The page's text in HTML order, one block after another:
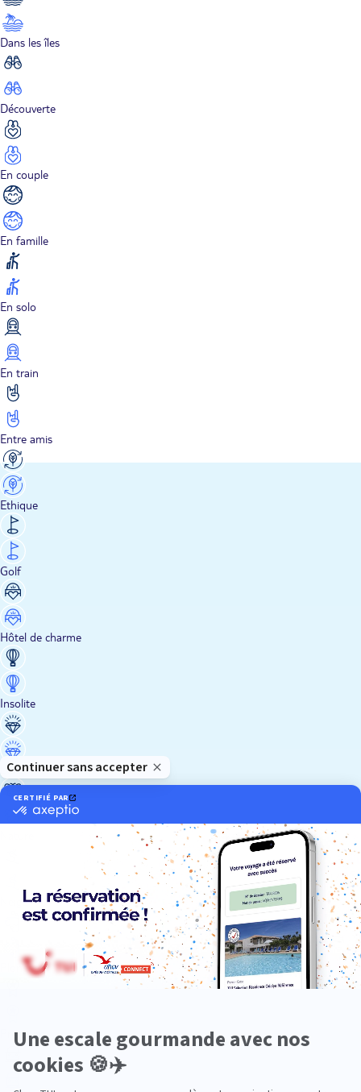
Dans les îles
Découverte
En couple
En famille
En solo
En train
Entre amis
Ethique
Golf
Hôtel de charme
Insolite
Luxe
Neige
Plongée
Premium